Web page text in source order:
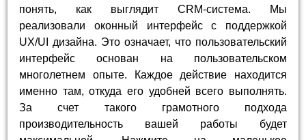
понять, как выглядит CRM-система. Мы
реализовали оконный интерфейс с поддержкой
UX/UI дизайна. Это означает, что пользовательский
интерфейс основан на пользовательском
многолетнем опыте. Каждое действие находится
именно там, откуда его удобней всего выполнять.
За счет такого грамотного подхода
производительность вашей работы будет